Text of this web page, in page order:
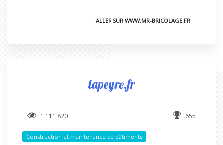
ALLER SUR WWW.MR-BRICOLAGE.FR
lapeyre.fr
1 111 820 655
Construction et maintenance de bâtiments